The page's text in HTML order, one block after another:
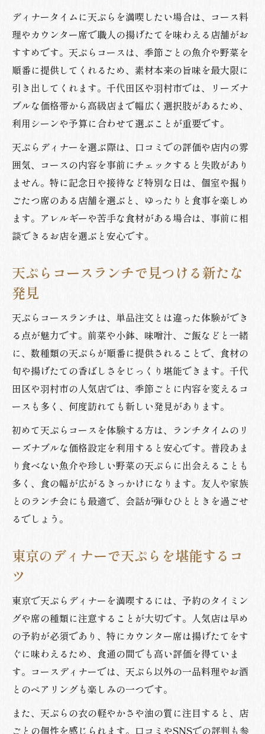
ディナータイムに天ぷらを満喫したい場合は、コース料
理やカウンター席で職人の揚げたてを味わえる店舗がお
すすめです。天ぷらコースは、季節ごとの魚介や野菜を
順番に提供してくれるため、素材本来の旨味を最大限に
引き出してくれます。千代田区や羽村市では、リーズナ
ブルな価格帯から高級店まで幅広く選択肢があるため、
利用シーンや予算に合わせて選ぶことが重要です。
天ぷらディナーを選ぶ際は、口コミでの評価や店内の雰
囲気、コースの内容を事前にチェックすると失敗があり
ません。特に記念日や接待など特別な日は、個室や掘り
ごたつ席のある店舗を選ぶと、ゆったりと食事を楽しめ
ます。アレルギーや苦手な食材がある場合は、事前に相
談できるお店を選ぶと安心です。
天ぷらコースランチで見つける新たな
発見
天ぷらコースランチは、単品注文とは違った体験ができ
る点が魅力です。前菜や小鉢、味噌汁、ご飯などと一緒
に、数種類の天ぷらが順番に提供されることで、食材の
旬や揚げたての香ばしさをじっくり堪能できます。千代
田区や羽村市の人気店では、季節ごとに内容を変えるコ
ースも多く、何度訪れても新しい発見があります。
初めて天ぷらコースを体験する方は、ランチタイムのリ
ーズナブルな価格設定を利用すると安心です。普段あま
り食べない魚介や珍しい野菜の天ぷらに出会えることも
多く、食の幅が広がるきっかけになります。友人や家族
とのランチ会にも最適で、会話が弾むひとときを過ごせ
るでしょう。
東京のディナーで天ぷらを堪能するコ
ツ
東京で天ぷらディナーを満喫するには、予約のタイミン
グや席の種類に注意することが大切です。人気店は早め
の予約が必須であり、特にカウンター席は揚げたてをす
ぐに味わえるため、食通の間でも高い評価を得ていま
す。コースディナーでは、天ぷら以外の一品料理やお酒
とのペアリングも楽しみの一つです。
また、天ぷらの衣の軽やかさや油の質に注目すると、店
ごとの個性を感じられます。口コミやSNSでの評判も参